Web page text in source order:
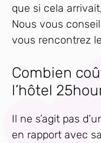
que si cela
Nous vous
vous rencontrez
Combien
l’hôtel
Il ne s’agit pas
en rapport avec